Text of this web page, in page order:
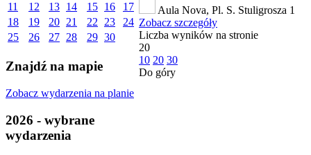
11
12 13 14 15 16
17
18
19 20 21 22 23
24
25
26 27 28 29 30
Znajdź na mapie
Zobacz wydarzenia na planie
2026 - wybrane
wydarzenia
Aula Nova, Pl. S. Stuligrosza 1
Zobacz szczegóły
Liczba wyników na stronie
20
10 20 30
Do góry